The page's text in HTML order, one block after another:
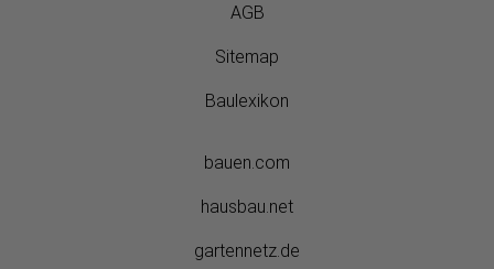
AGB
Sitemap
Baulexikon
bauen.com
hausbau.net
gartennetz.de